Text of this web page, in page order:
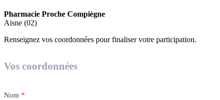
Pharmacie Proche Compiègne
Aisne (02)
Renseignez vos coordonnées pour finaliser votre participation.
d'offres
Vos coordonnées
Nom *